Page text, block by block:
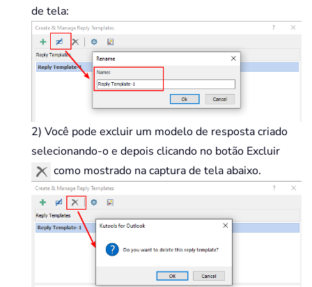
de tela:
2) Você pode excluir um modelo de resposta criado
selecionando-o e depois clicando no botão Excluir
como mostrado na captura de tela abaixo.